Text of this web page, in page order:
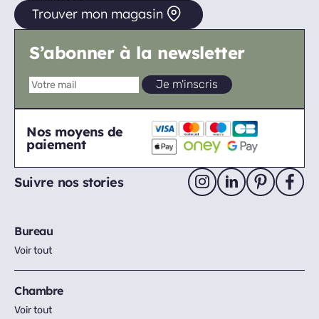
Trouver mon magasin
S’abonner à la newsletter
Nos moyens de
paiement
Suivre nos stories
Bureau
Voir tout
Chambre
Voir tout